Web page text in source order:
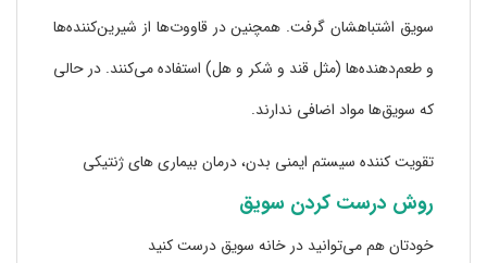
سویق اشتباهشان گرفت. همچنین در قاووت‌ها از شیرین‌کننده‌ها
و طعم‌دهند‌ه‌ها (مثل قند و شکر و هل) استفاده می‌کنند. در حالی
که سویق‌ها مواد اضافی ندارند.
تقویت کننده سیستم ایمنی بدن، درمان بیماری های ژنتیکی
روش درست کردن سویق
خودتان هم می‌توانید در خانه سویق درست کنید